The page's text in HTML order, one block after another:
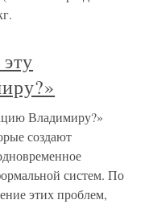
Владимиру?»
создают
систем. По
этих проблем,